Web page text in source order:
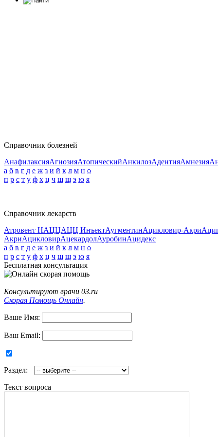
Справочник болезней
АнафилаксияАгнозияАтопическийАнкилозАдентияАмнезия
а б в г д е ж з и й к л м н о
п р с т у ф х ц ч ш щ э ю я
Справочник лекарств
Атровент НАЦЦАЦЦ ИнъектАугментинАцикловир-Акри
АкриАцикловирАцекардолАуробинАцидекс
а б в г д е ж з и й к л м н о
п р с т у ф х ц ч ш щ э ю я
Бесплатная консультация
Консультируют врачи 03.ru
Скорая Помощь Онлайн.
Ваше Имя:
Ваш Email:
Раздел:
Текст вопроса